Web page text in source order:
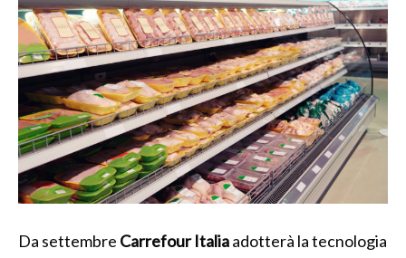
Da settembre Carrefour Italiaadotterà la tecnologia